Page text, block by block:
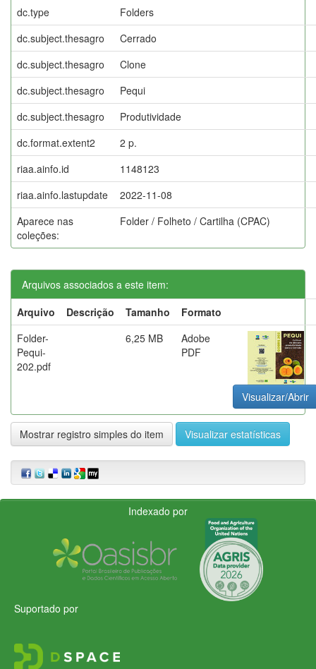
dc.type
Folders
dc.subject.thesagro
Cerrado
dc.subject.thesagro
Clone
dc.subject.thesagro
Pequi
dc.subject.thesagro
Produtividade
dc.format.extent2
2 p.
riaa.ainfo.id
1148123
riaa.ainfo.lastupdate
2022-11-08
Aparece nas
coleções:
Folder / Folheto / Cartilha (CPAC)
Arquivos associados a este item:
Arquivo
Descrição Tamanho
Formato
Folder-
Pequi-
202.pdf
6,25 MB
Adobe
PDF
Visualizar/Abrir
Mostrar registro simples do item Visualizar estatísticas
Indexado por
Suportado por